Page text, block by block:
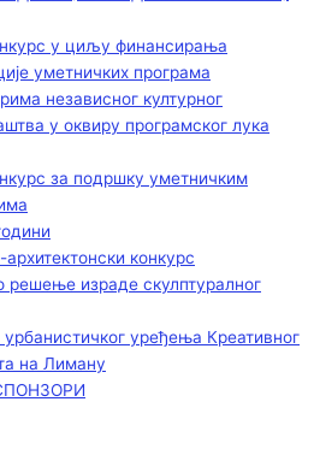
у циљу финансирања
уметничких програма
независног културног
у оквиру програмског лука
за подршку уметничким
архитектонски конкурс
решење израде скулптуралног
урбанистичког уређења Креативног
на Лиману